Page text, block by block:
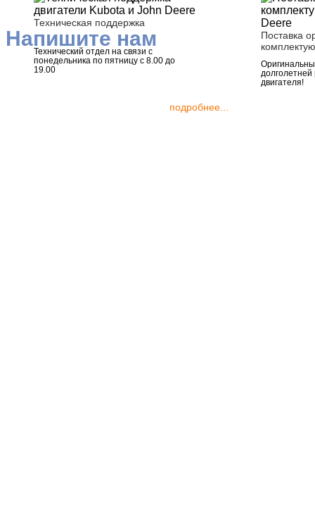
Техническая поддержка
Технический отдел на связи с
понедельника по пятницу с 8.00 до
19.00
подробнее...
Поставка
двигателя!
Напишите нам